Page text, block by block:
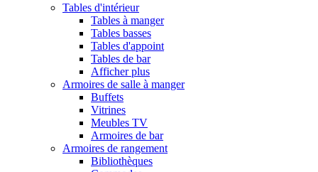
Tables d'intérieur
Tables à manger
Tables basses
Tables d'appoint
Tables de bar
Afficher plus
Armoires de salle à manger
Buffets
Vitrines
Meubles TV
Armoires de bar
Armoires de rangement
Bibliothèques